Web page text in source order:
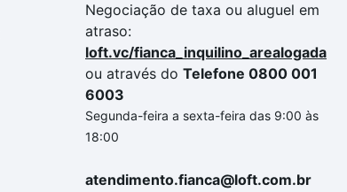
Negociação de taxa ou aluguel em
atraso:
loft.vc/fianca_inquilino_arealogada
ou através do Telefone 0800 001
6003
Segunda-feira a sexta-feira das 9:00 às
18:00
atendimento.fianca@loft.com.br